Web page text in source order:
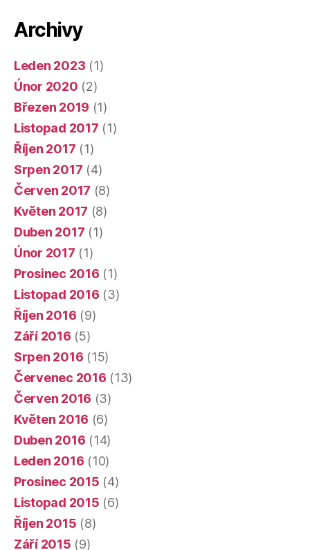
Archivy
Leden 2023 (1)
Únor 2020 (2)
Březen 2019 (1)
Listopad 2017 (1)
Říjen 2017 (1)
Srpen 2017 (4)
Červen 2017 (8)
Květen 2017 (8)
Duben 2017 (1)
Únor 2017 (1)
Prosinec 2016 (1)
Listopad 2016 (3)
Říjen 2016 (9)
Září 2016 (5)
Srpen 2016 (15)
Červenec 2016 (13)
Červen 2016 (3)
Květen 2016 (6)
Duben 2016 (14)
Leden 2016 (10)
Prosinec 2015 (4)
Listopad 2015 (6)
Říjen 2015 (8)
Září 2015 (9)